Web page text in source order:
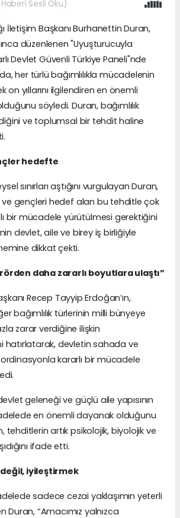
Sesli Oku)
İletişim Başkanı Burhanettin Duran,
düzenlenen "Uyuşturucuyla
Devlet Güvenli Türkiye Paneli"nde
her türlü bağımlılıkla mücadelenin
on yıllarını ilgilendiren en önemli
söyledi. Duran, bağımlılık
ve toplumsal bir tehdit haline
hedefte
sınırları aştığını vurgulayan Duran,
ve gençleri hedef alan bu tehditle çok
bir mücadele yürütülmesi gerektiğini
devlet, aile ve birey iş birliğiyle
dikkat çekti.
daha zararlı boyutlara ulaştı”
Recep Tayyip Erdoğan’ın,
bağımlılık türlerinin milli bünyeye
zarar verdiğine ilişkin
hatırlatarak, devletin sahada ve
kararlı bir mücadele
geleneği ve güçlü aile yapısının
en önemli dayanak olduğunu
tehditlerin artık psikolojik, biyolojik ve
ifade etti.
iyileştirmek
sadece cezai yaklaşımın yeterli
Duran, “Amacımız yalnızca